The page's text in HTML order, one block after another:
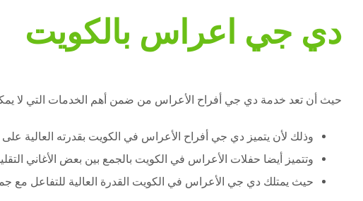
دي جي اعراس بالكويت
حيث أن تعد خدمة دي جي أفراح الأعراس من ضمن أهم الخدمات التي لا يمكن
وذلك لأن يتميز دي جي أفراح الأعراس في الكويت بقدرته العالية
وتتميز أيضا حفلات الأعراس في الكويت بالجمع بين بعض الأغاني
حيث يمتلك دي جي الأعراس في الكويت القدرة العالية للتفاعل مع